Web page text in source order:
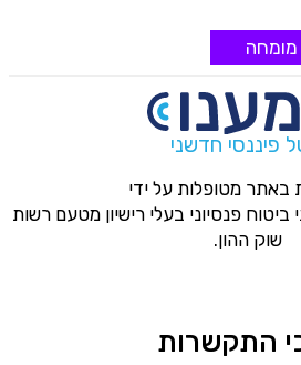
פיננסי חדשני
באתר מטופלות על ידי
ביטוח פנסיוני בעלי רישיון מטעם רשות
שוק ההון.
התקשרות